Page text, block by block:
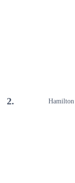
2. Hamilton